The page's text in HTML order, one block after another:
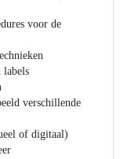
voor de
labels
verschillende
of digitaal)